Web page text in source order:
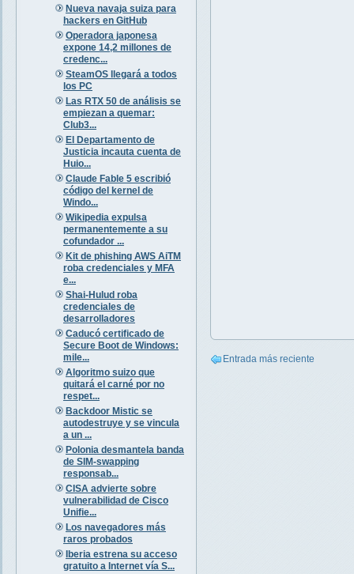
Nueva navaja suiza para
hackers en GitHub
Operadora japonesa
expone 14,2 millones de
credenc...
SteamOS llegará a todos
los PC
Las RTX 50 de análisis se
empiezan a quemar:
Club3...
El Departamento de
Justicia incauta cuenta de
Huio...
Claude Fable 5 escribió
código del kernel de
Windo...
Wikipedia expulsa
permanentemente a su
cofundador ...
Kit de phishing AWS AiTM
roba credenciales y MFA
e...
Shai-Hulud roba
credenciales de
desarrolladores
Caducó certificado de
Secure Boot de Windows:
mile...
Algoritmo suizo que
quitará el carné por no
respet...
Backdoor Mistic se
autodestruye y se vincula
a un ...
Polonia desmantela banda
de SIM-swapping
responsab...
CISA advierte sobre
vulnerabilidad de Cisco
Unifie...
Los navegadores más
raros probados
Iberia estrena su acceso
gratuito a Internet vía S...
Entrada más reciente